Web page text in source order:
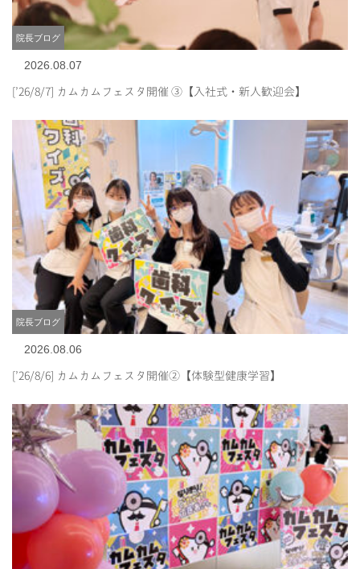
院長ブログ
2026.08.07
[’26/8/7] カムカムフェスタ開催 ③【入社式・新人歓迎会】
院長ブログ
2026.08.06
[’26/8/6] カムカムフェスタ開催②【体験型健康学習】